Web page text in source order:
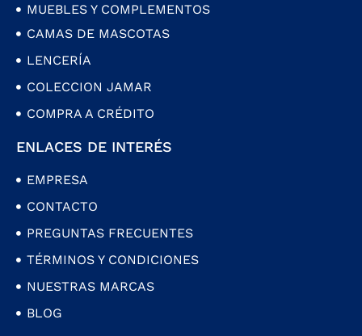
MUEBLES Y COMPLEMENTOS
CAMAS DE MASCOTAS
LENCERÍA
COLECCION JAMAR
COMPRA A CRÉDITO
ENLACES DE INTERÉS
EMPRESA
CONTACTO
PREGUNTAS FRECUENTES
TÉRMINOS Y CONDICIONES
NUESTRAS MARCAS
BLOG